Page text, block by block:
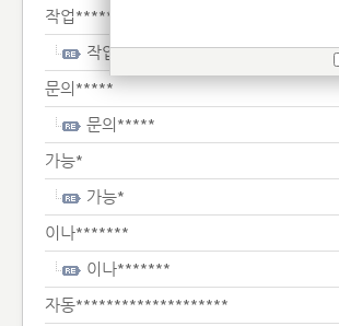
작업*******************
작업*******************
문의*****
문의*****
가능*
가능*
이나*******
이나*******
자동********************